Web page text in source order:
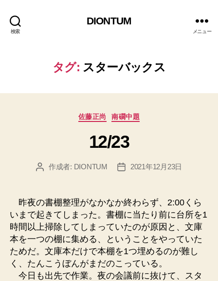
検索
DIONTUM
メニュー
タグ: スターバックス
カ
ゴ
リ
佐藤正尚 南礀中題
12/23
投 作成者: DIONTUM
投
2021年12月23日
昨夜の書棚整理がなかなか終わらず、2:00くら
いまで起きてしまった。書棚に当たり前に台所を1
時間以上掃除してしまっていたのが原因と、文庫
本を一つの棚に集める、ということをやっていた
ためだ。文庫本だけで本棚を1つ埋めるのが難し
く、たんこうぼんがまだのこっている。
今日も出先で作業。夜の会議前に抜けて、スタ